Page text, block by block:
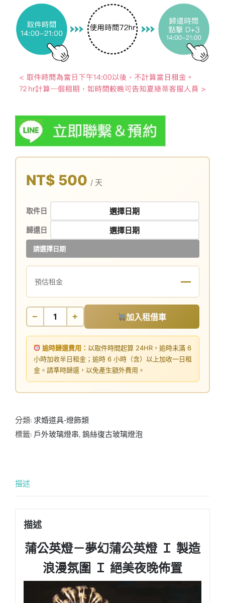
NT$ 500 / 天
取件日
歸還日
請選擇日期
預估租金 —
− + 加入租借車
逾時歸還費用：以取件時間起算 24HR，逾時未滿 6
小時加收半日租金；逾時 6 小時（含）以上加收一日租
金。請準時歸還，以免產生額外費用。
分類: 求婚道具-燈飾類
標籤: 戶外玻璃燈串, 鎢絲復古玻璃燈泡
描述
描述
蒲公英燈－夢幻蒲公英燈 Ｉ 製造
浪漫氛圍 Ｉ 絕美夜晚佈置